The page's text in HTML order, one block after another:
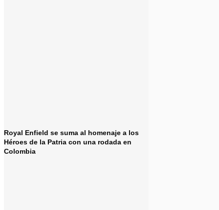
Royal Enfield se suma al homenaje a los
Héroes de la Patria con una rodada en
Colombia